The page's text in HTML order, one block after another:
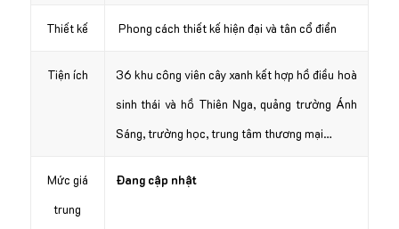
Thiết kế Phong cách thiết kế hiện đại và tân cổ điển
Tiện ích
36 khu công viên cây xanh kết hợp hồ điều hoà
sinh thái và hồ Thiên Nga, quảng trường Ánh
Sáng, trường học, trung tâm thương mại…
Mức giá
trung
Đang cập nhật